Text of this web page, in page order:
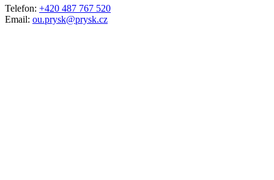
Telefon: +420 487 767 520
Email: ou.prysk@prysk.cz